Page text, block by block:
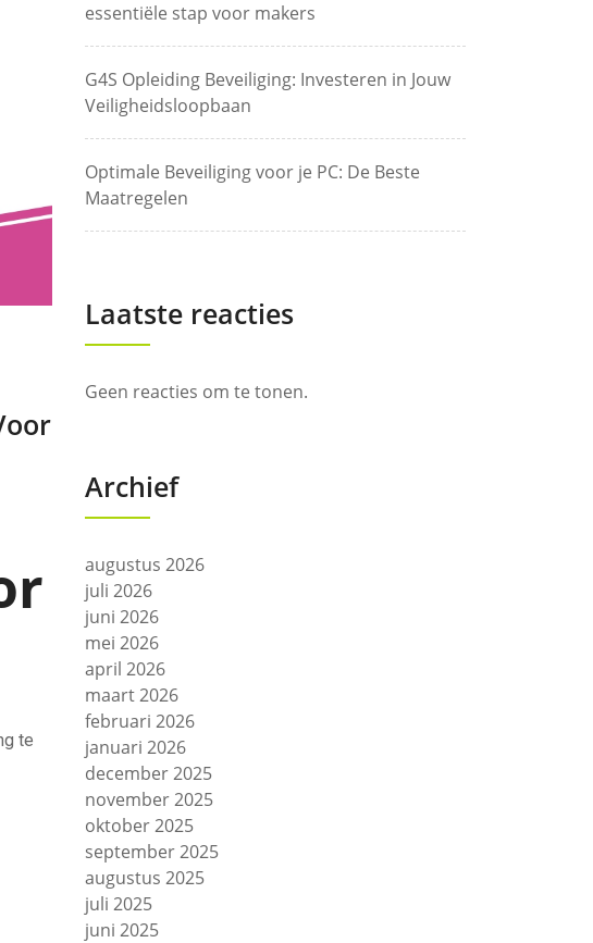
te
essentiële stap voor makers
G4S Opleiding Beveiliging: Investeren in Jouw
Veiligheidsloopbaan
Optimale Beveiliging voor je PC: De Beste
Maatregelen
Laatste reacties
Geen reacties om te tonen.
Archief
augustus 2026
juli 2026
juni 2026
mei 2026
april 2026
maart 2026
februari 2026
januari 2026
december 2025
november 2025
oktober 2025
september 2025
augustus 2025
juli 2025
juni 2025